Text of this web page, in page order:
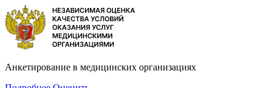
Анкетирование в медицинских организациях